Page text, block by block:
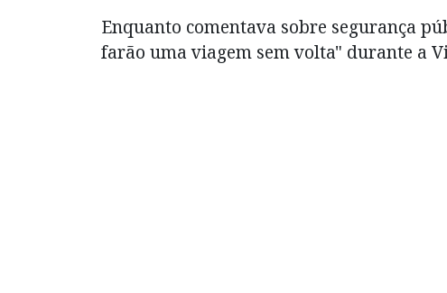
Enquanto comentava sobre segurança
farão uma viagem sem volta" durante a